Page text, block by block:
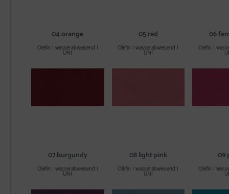
04 orange
Olefin | wasserabweisend |
UNI
05 red
Olefin | wasserabweisend |
UNI
06
Olefin |
07 burgundy
Olefin | wasserabweisend |
UNI
08 light pink
Olefin | wasserabweisend |
UNI
09
Olefin |